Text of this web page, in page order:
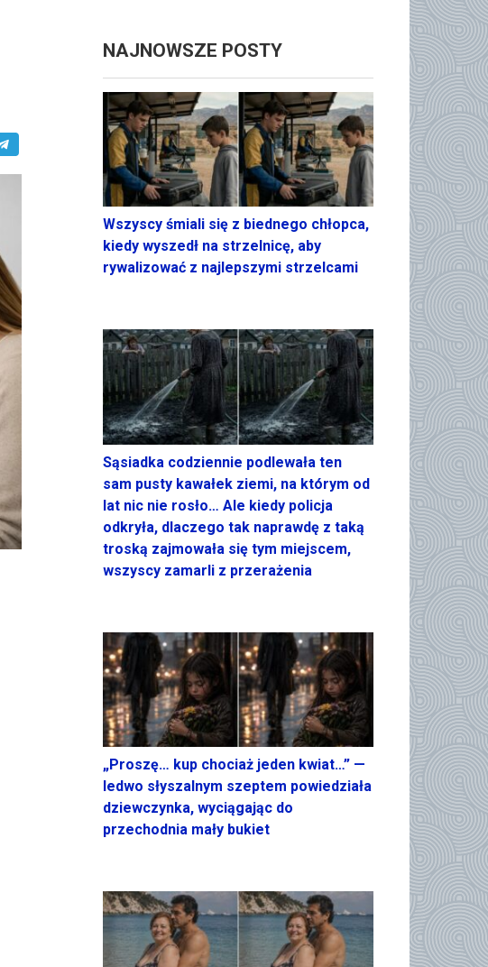
NAJNOWSZE POSTY
Wszyscy śmiali się z biednego chłopca,
kiedy wyszedł na strzelnicę, aby
rywalizować z najlepszymi strzelcami
Sąsiadka codziennie podlewała ten
sam pusty kawałek ziemi, na którym od
lat nic nie rosło… Ale kiedy policja
odkryła, dlaczego tak naprawdę z taką
troską zajmowała się tym miejscem,
wszyscy zamarli z przerażenia
„Proszę… kup chociaż jeden kwiat…” —
ledwo słyszalnym szeptem powiedziała
dziewczynka, wyciągając do
przechodnia mały bukiet